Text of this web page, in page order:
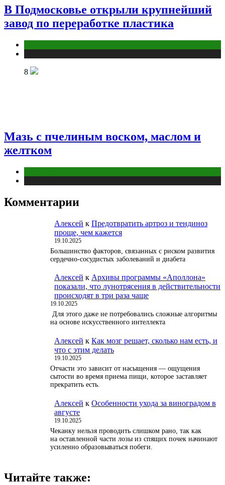
В Подмосковье открыли крупнейший
завод по переработке пластика
8
Мазь с пчелиным воском, маслом и
желтком
Комментарии
Алексей к Предотвратить артроз и тендиноз
проще, чем кажется
19.10.2025
Большинство факторов, связанных с риском развития
сердечно-сосудистых заболеваний и диабета
Алексей к Архивы программы «Аполлона»
показали, что лунотрясения в действительности
происходят в три раза чаще
19.10.2025
Для этого даже не потребовались сложные алгоритмы
на основе искусственного интеллекта
Алексей к Как мозг решает, сколько нам есть, и
что с этим делать
19.10.2025
Отчасти это зависит от насыщения — ощущения
сытости во время приема пищи, которое заставляет
прекратить есть.
Алексей к Особенности ухода за виноградом в
августе
19.10.2025
Чеканку нельзя проводить слишком рано, так как
на оставленной части лозы из спящих почек начинают
усиленно образовываться побеги.
Читайте также: